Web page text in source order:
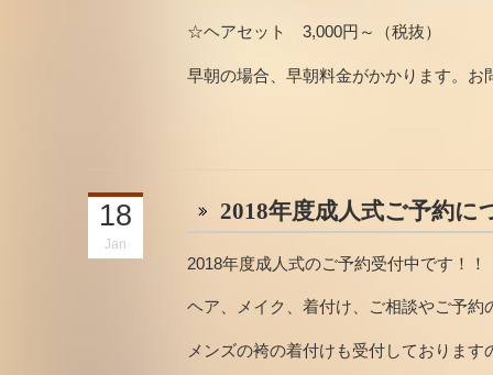
☆ヘアセット 3,000円～（税抜）
早朝の場合、早朝料金がかかります。お
18
Jan
2018年度成人式ご予約に
2018年度成人式のご予約受付中です！！
ヘア、メイク、着付け、ご相談やご予約
メンズの袴の着付けも受付しておりま